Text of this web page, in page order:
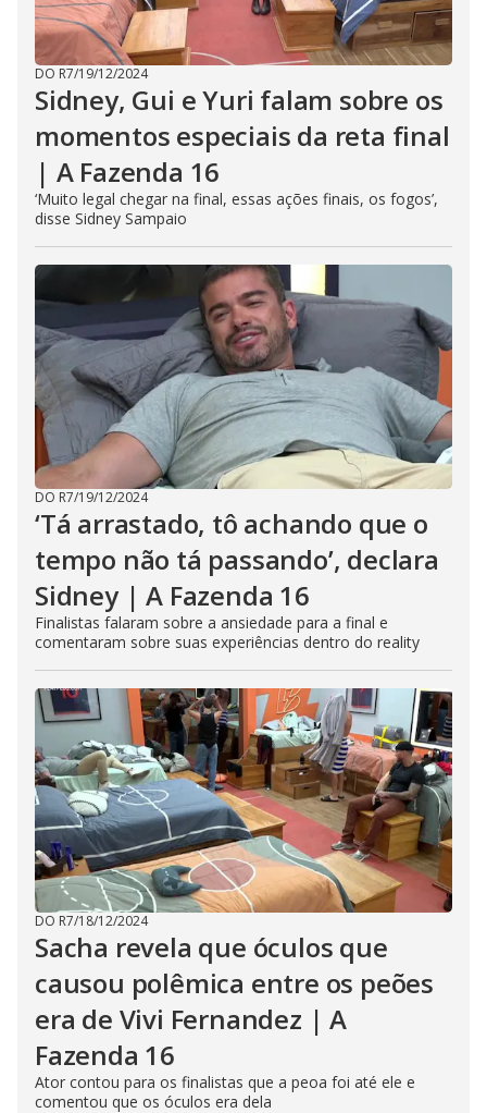
DO R7/19/12/2024
Sidney, Gui e Yuri falam sobre os
momentos especiais da reta final
| A Fazenda 16
‘Muito legal chegar na final, essas ações finais, os fogos’,
disse Sidney Sampaio
DO R7/19/12/2024
‘Tá arrastado, tô achando que o
tempo não tá passando’, declara
Sidney | A Fazenda 16
Finalistas falaram sobre a ansiedade para a final e
comentaram sobre suas experiências dentro do reality
DO R7/18/12/2024
Sacha revela que óculos que
causou polêmica entre os peões
era de Vivi Fernandez | A
Fazenda 16
Ator contou para os finalistas que a peoa foi até ele e
comentou que os óculos era dela